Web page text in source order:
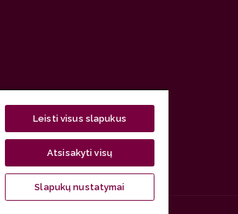
Leisti visus slapukus
Atsisakyti visų
Slapukų nustatymai